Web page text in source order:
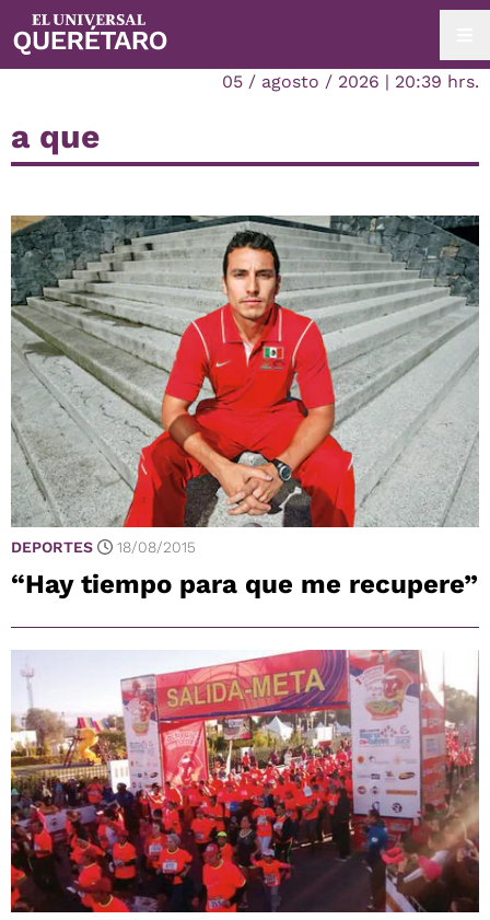
05 / agosto / 2026 | 20:39 hrs.
a que
DEPORTES 18/08/2015
“Hay tiempo para que me recupere”